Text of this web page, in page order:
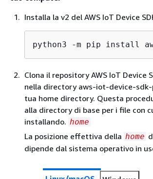
Installa la v2 del AWS IoT Device
python3 -m pip install
Clona il repository AWS IoT Device
nella directory aws-iot-device-
tua home directory. Questa
alla directory di base per i file con
installando. home
La posizione effettiva della home
dipende dal sistema operativo in